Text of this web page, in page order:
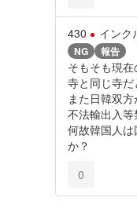
430 インク
NG 報告
そもそも現
寺と同じ寺だ
また日韓双
不法輸出入等
何故韓国人
か？
0